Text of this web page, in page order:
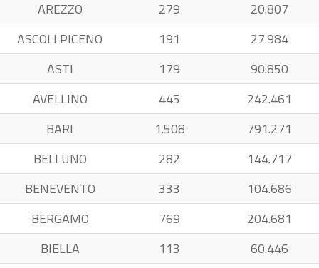
AREZZO
279
20.807
ASCOLI PICENO
191
27.984
ASTI
179
90.850
AVELLINO
445
242.461
BARI
1.508
791.271
BELLUNO
282
144.717
BENEVENTO
333
104.686
BERGAMO
769
204.681
BIELLA
113
60.446